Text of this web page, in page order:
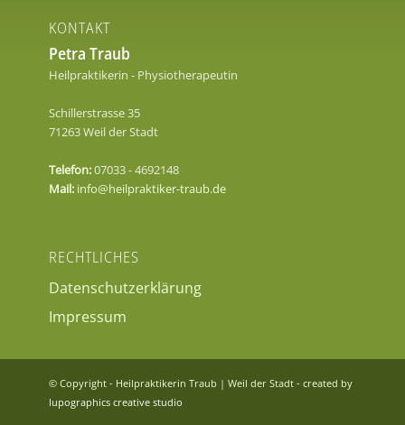
KONTAKT
Petra Traub
Heilpraktikerin - Physiotherapeutin
Schillerstrasse 35
71263 Weil der Stadt
Telefon:07033 - 4692148
Mail: info@heilpraktiker-traub.de
RECHTLICHES
Datenschutzerklärung
Impressum
© Copyright - Heilpraktikerin Traub | Weil der Stadt - created by
lupographics creative studio